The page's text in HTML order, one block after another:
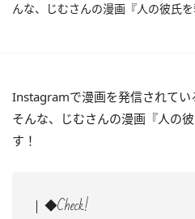
んな、じむさんの漫画『人の彼氏
Instagramで漫画を発信されてい
そんな、じむさんの漫画『人の
す！
◆Check!